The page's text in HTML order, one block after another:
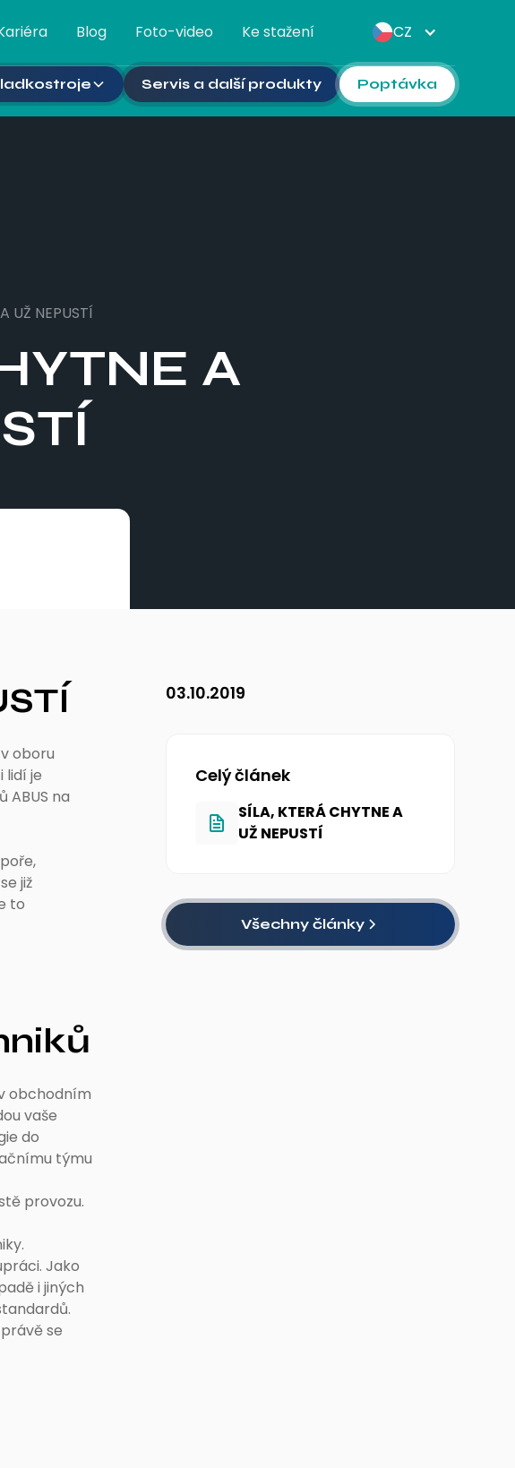
Blog Foto-video Ke stažení CZ
Servis a další produkty Poptávka
UŽ NEPUSTÍ
A
oboru
lidí je
na
již
to
obchodním
vaše
do
týmu
provozu.
Jako
i jiných
se
03.10.2019
Celý článek
SÍLA, KTERÁ CHYTNE A
UŽ NEPUSTÍ
Všechny články